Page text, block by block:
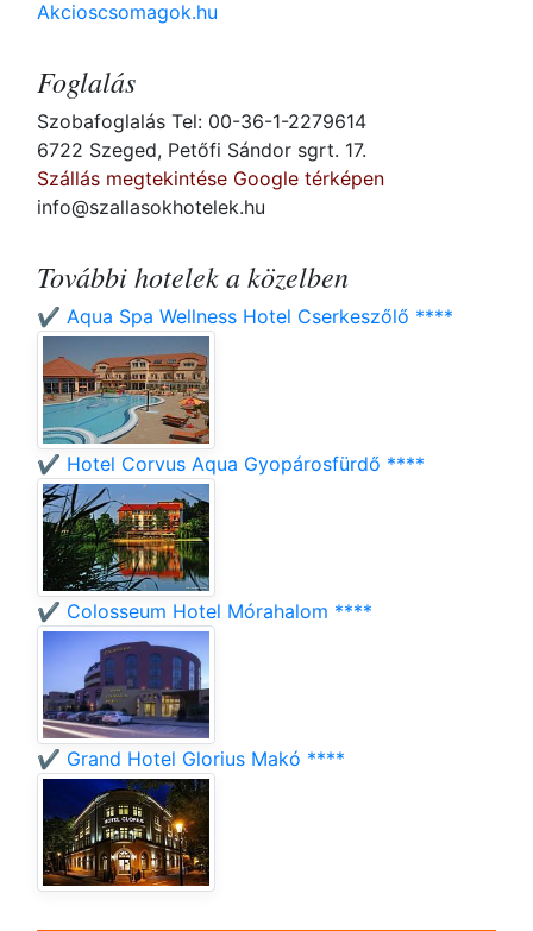
Akcioscsomagok.hu
Foglalás
Szobafoglalás Tel: 00-36-1-2279614
6722 Szeged, Petőfi Sándor sgrt. 17.
Szállás megtekintése Google térképen
info@szallasokhotelek.hu
További hotelek a közelben
✔️ Aqua Spa Wellness Hotel Cserkeszőlő ****
✔️ Hotel Corvus Aqua Gyopárosfürdő ****
✔️ Colosseum Hotel Mórahalom ****
✔️ Grand Hotel Glorius Makó ****